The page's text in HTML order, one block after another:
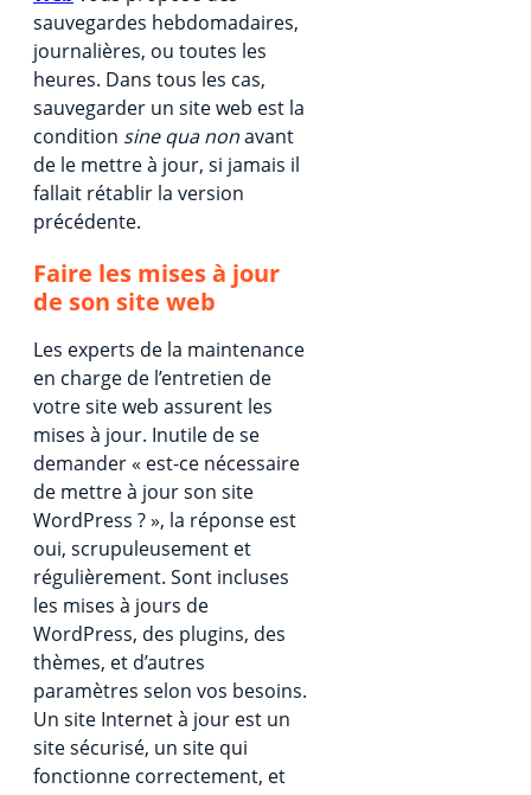
sauvegardes hebdomadaires,
journalières, ou toutes les
heures. Dans tous les cas,
sauvegarder un site web est la
condition sine qua nonavant
de le mettre à jour, si jamais il
fallait rétablir la version
précédente.
Faire les mises à jour
de son site web
Les experts de la maintenance
en charge de l’entretien de
votre site web assurent les
mises à jour. Inutile de se
demander « est-ce nécessaire
de mettre à jour son site
WordPress ? », la réponse est
oui, scrupuleusement et
régulièrement. Sont incluses
les mises à jours de
WordPress, des plugins, des
thèmes, et d’autres
paramètres selon vos besoins.
Un site Internet à jour est un
site sécurisé, un site qui
fonctionne correctement, et